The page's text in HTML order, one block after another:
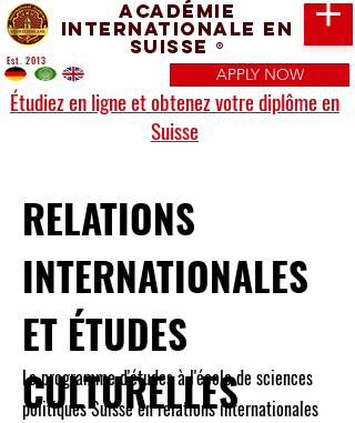
Académie
Internationale en
Suisse ®
APPLY NOW
Étudiez en ligne et obtenez votre diplôme en
Suisse
Est. 2013
Le programme d'études à l'école de sciences
politiques Suisse en relations internationales
RELATIONS
INTERNATIONALES
ET ÉTUDES
CULTURELLES